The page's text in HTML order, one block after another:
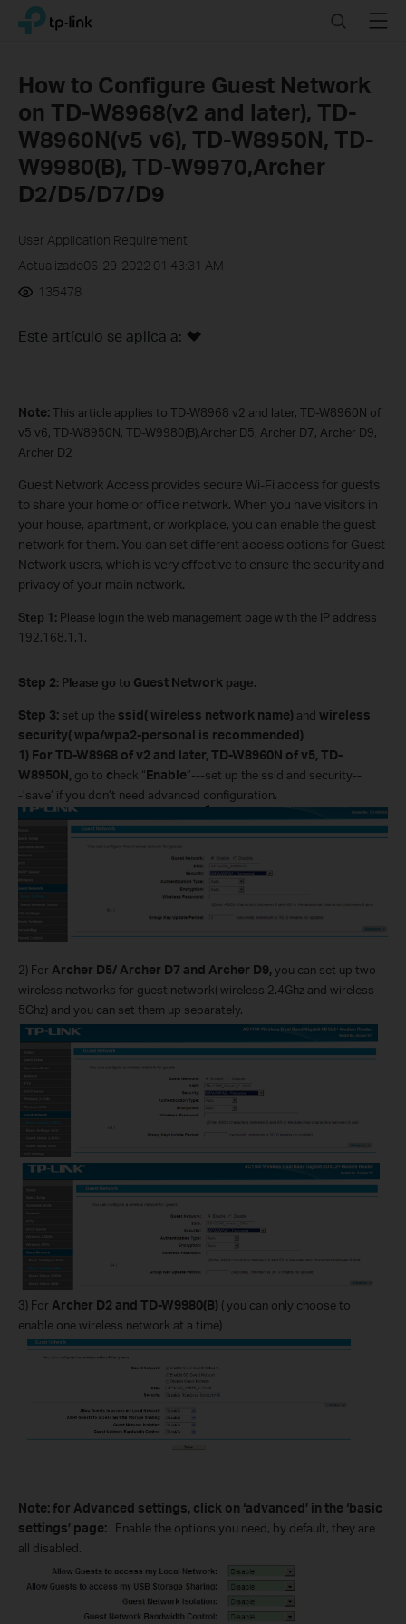
Click
navigation
TP-Link, Reliably Smart SearchMenu
How to Configure Guest Network
on TD-W8968(v2 and later), TD-
W8960N(v5 v6), TD-W8950N, TD-
W9980(B), TD-W9970,Archer
D2/D5/D7/D9
User Application Requirement
Actualizado06-29-2022 01:43:31 AM
135478
Este artículo se aplica a:
Note:This article applies to TD-W8968 v2 and later, TD-W8960N of
v5 v6, TD-W8950N, TD-W9980(B),Archer D5, Archer D7, Archer D9,
Archer D2
Guest Network Access provides secure Wi-Fi access for guests
to share your home or office network. When you have visitors in
your house, apartment, or workplace, you can enable the guest
network for them. You can set different access options for Guest
Network users, which is very effective to ensure the security and
privacy of your main network.
Step 1: Please login the web management page with the IP address
192.168.1.1.
Step 2: Please go to Guest Network page.
Step 3: set up the ssid( wireless network name) and wireless
security( wpa/wpa2-personal is recommended)
1) For TD-W8968 of v2 and later,TD-W8960N of v5, TD-
W8950N, go to check “Enable”---set up the ssid and security--
-’save’ if you don’t need advanced configuration.
2) For Archer D5/ Archer D7 and Archer D9,you can set up two
wireless networks for guest network( wireless 2.4Ghz and wireless
5Ghz) and you can set them up separately.
3) For Archer D2 and TD-W9980(B) ( you can only choose to
enable one wireless network at a time)
Note: for Advanced settings, click on ‘advanced’ in the ‘basic
settings’ page: . Enable the options you need, by default, they are
all disabled.